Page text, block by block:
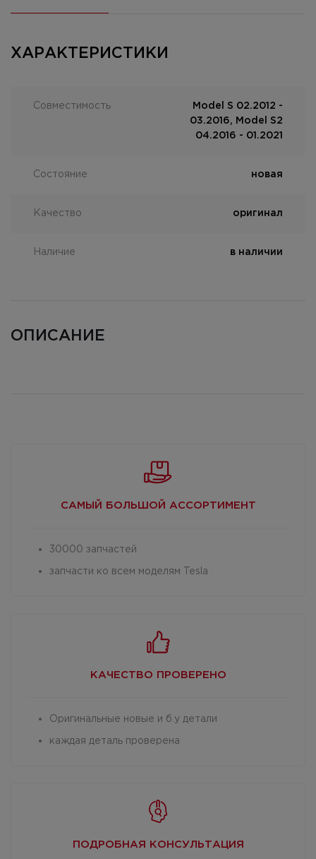
ХАРАКТЕРИСТИКИ
Совместимость
Model S 02.2012 -
03.2016, Model S2
04.2016 - 01.2021
Состояние новая
Качество оригинал
Наличие в наличии
ОПИСАНИЕ
САМЫЙ БОЛЬШОЙ АССОРТИМЕНТ
30000 запчастей
запчасти ко всем моделям Tesla
КАЧЕСТВО ПРОВЕРЕНО
Оригинальные новые и б.у детали
каждая деталь проверена
ПОДРОБНАЯ КОНСУЛЬТАЦИЯ